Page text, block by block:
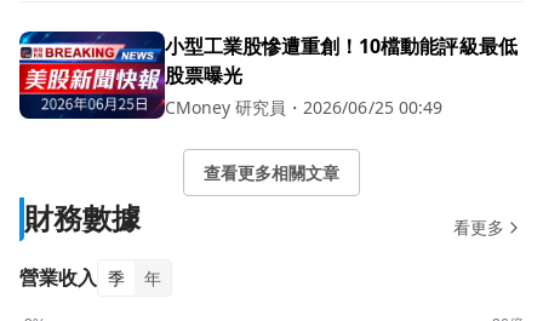
小型工業股慘遭重創！10檔動能評級最低
股票曝光
CMoney 研究員 ・ 2026/06/25 00:49
查看更多相關文章
財務數據 看更多
營業收入 季 年